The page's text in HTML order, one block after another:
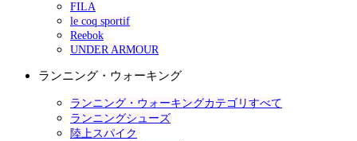
FILA
le coq sportif
Reebok
UNDER ARMOUR
ランニング・ウォーキング
ランニング・ウォーキングカテゴリすべて
ランニングシューズ
陸上スパイク